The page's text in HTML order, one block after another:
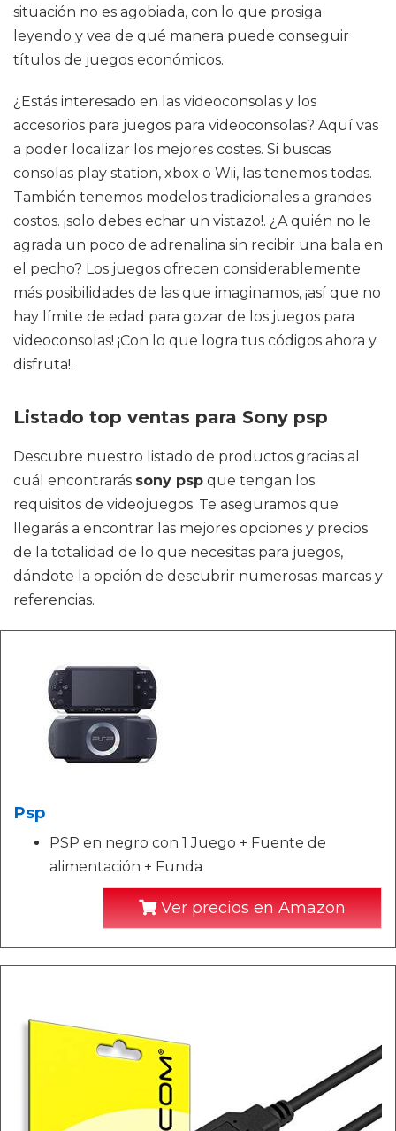
situación no es agobiada, con lo que prosiga
leyendo y vea de qué manera puede conseguir
títulos de juegos económicos.
¿Estás interesado en las videoconsolas y los
accesorios para juegos para videoconsolas? Aquí vas
a poder localizar los mejores costes. Si buscas
consolas play station, xbox o Wii, las tenemos todas.
También tenemos modelos tradicionales a grandes
costos. ¡solo debes echar un vistazo!. ¿A quién no le
agrada un poco de adrenalina sin recibir una bala en
el pecho? Los juegos ofrecen considerablemente
más posibilidades de las que imaginamos, ¡así que no
hay límite de edad para gozar de los juegos para
videoconsolas! ¡Con lo que logra tus códigos ahora y
disfruta!.
Listado top ventas para Sony psp
Descubre nuestro listado de productos gracias al
cuál encontrarás sony psp que tengan los
requisitos de videojuegos. Te aseguramos que
llegarás a encontrar las mejores opciones y precios
de la totalidad de lo que necesitas para juegos,
dándote la opción de descubrir numerosas marcas y
referencias.
Psp
PSP en negro con 1 Juego + Fuente de
alimentación + Funda
Ver precios en Amazon